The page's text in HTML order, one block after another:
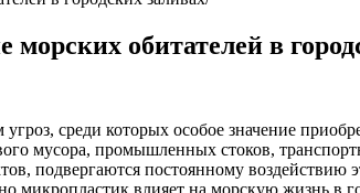
обитателей в
среди которых особое значение
мусора, промышленных стоков,
подвергаются постоянному воздействию
микропластик влияет на морскую жизнь в